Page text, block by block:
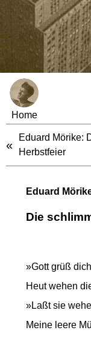
Home
«
Eduard Mörike:
Herbstfeier
Eduard
Die
»Gott grüß
Heut wehen
»Laßt sie
Meine leere